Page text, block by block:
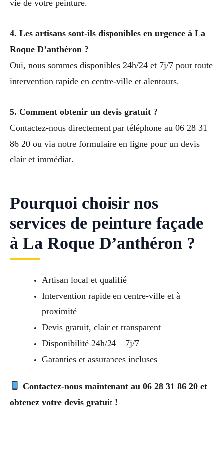
vie de votre peinture.
4. Les artisans sont-ils disponibles en urgence à La
Roque D’anthéron ?
Oui, nous sommes disponibles 24h/24 et 7j/7 pour toute
intervention rapide en centre-ville et alentours.
5. Comment obtenir un devis gratuit ?
Contactez-nous directement par téléphone au 06 28 31
86 20 ou via notre formulaire en ligne pour un devis
clair et immédiat.
Pourquoi choisir nos
services de peinture façade
à La Roque D’anthéron ?
Artisan local et qualifié
Intervention rapide en centre-ville et à
proximité
Devis gratuit, clair et transparent
Disponibilité 24h/24 – 7j/7
Garanties et assurances incluses
Contactez-nous maintenant au 06 28 31 86 20 et
obtenez votre devis gratuit !